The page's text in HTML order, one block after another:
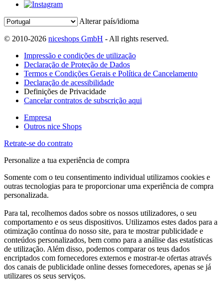
Alterar país/idioma
© 2010-2026 niceshops GmbH - All rights reserved.
Impressão e condições de utilização
Declaração de Proteção de Dados
Termos e Condições Gerais e Política de Cancelamento
Declaração de acessibilidade
Definições de Privacidade
Cancelar contratos de subscrição aqui
Empresa
Outros nice Shops
Retrate-se do contrato
Personalize a tua experiência de compra
Somente com o teu consentimento individual utilizamos cookies e
outras tecnologias para te proporcionar uma experiência de compra
personalizada.
Para tal, recolhemos dados sobre os nossos utilizadores, o seu
comportamento e os seus dispositivos. Utilizamos estes dados para a
otimização contínua do nosso site, para te mostrar publicidade e
conteúdos personalizados, bem como para a análise das estatísticas
de utilização. Além disso, podemos comparar os teus dados
encriptados com fornecedores externos e mostrar-te ofertas através
dos canais de publicidade online desses fornecedores, apenas se já
utilizares os seus serviços.